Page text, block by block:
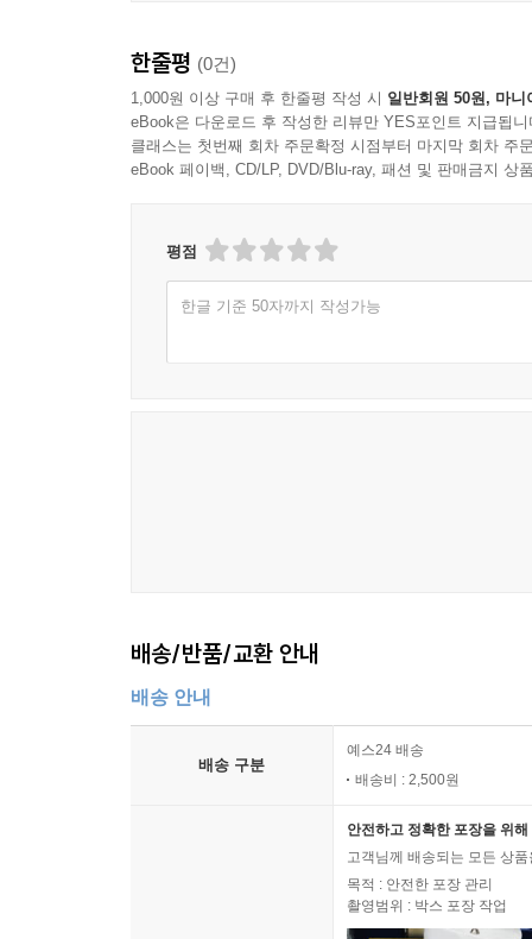
한줄평 (0건)
1,000원 이상 구매 후 한줄평 작성 시 일반회원 50원, 마니
eBook은 다운로드 후 작성한 리뷰만 YES포인트 지급됩니
클래스는 첫번째 회차 주문확정 시점부터 마지막 회차 주
eBook 페이백, CD/LP, DVD/Blu-ray, 패션 및 판매금지 상
평점
한글 기준 50자까지 작성가능
배송/반품/교환 안내
배송 안내
배송 구분
예스24 배송
배송비 : 2,500원
안전하고 정확한 포장을 위
고객님께 배송되는 모든 상
목적 : 안전한 포장 관리
촬영범위 : 박스 포장 작업